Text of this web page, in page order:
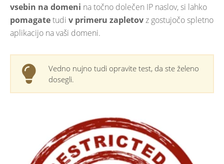
vsebin na domeni na točno dolečen IP naslov, si lahko
pomagatetudi v primeru zapletovz gostujočo spletno
aplikacijo na vaši domeni.
Vedno nujno tudi opravite test, da ste želeno
dosegli.